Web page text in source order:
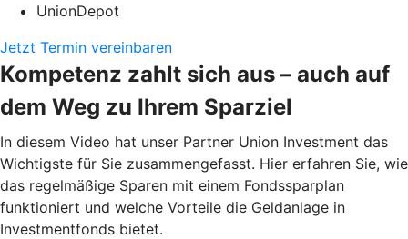
UnionDepot
Jetzt Termin vereinbaren
Kompetenz zahlt sich aus – auch auf
dem Weg zu Ihrem Sparziel
In diesem Video hat unser Partner Union Investment das
Wichtigste für Sie zusammengefasst. Hier erfahren Sie, wie
das regelmäßige Sparen mit einem Fondssparplan
funktioniert und welche Vorteile die Geldanlage in
Investmentfonds bietet.